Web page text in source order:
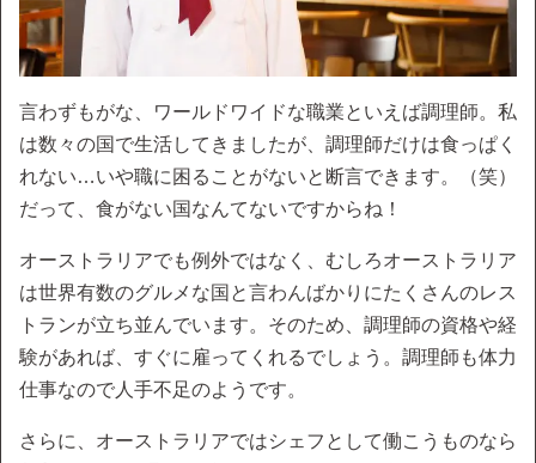
言わずもがな、ワールドワイドな職業といえば調理師。私
は数々の国で生活してきましたが、調理師だけは食っぱく
れない…いや職に困ることがないと断言できます。（笑）
だって、食がない国なんてないですからね！
オーストラリアでも例外ではなく、むしろオーストラリア
は世界有数のグルメな国と言わんばかりにたくさんのレス
トランが立ち並んでいます。そのため、調理師の資格や経
験があれば、すぐに雇ってくれるでしょう。調理師も体力
仕事なので人手不足のようです。
さらに、オーストラリアではシェフとして働こうものなら